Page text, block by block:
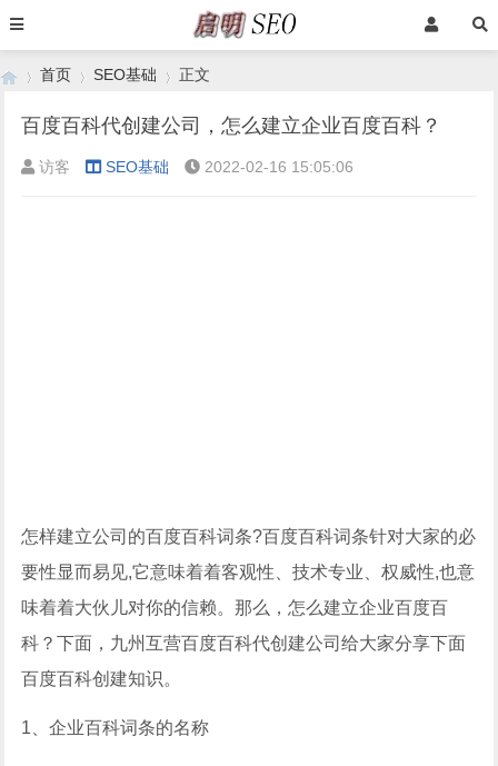
›
首页 SEO基础
›
正文
百度百科代创建公司，怎么建立企业百度百科？
访客 SEO基础 2022-02-16 15:05:06
怎样建立公司的百度百科词条?百度百科词条针对大家的必
要性显而易见,它意味着着客观性、技术专业、权威性,也意
味着着大伙儿对你的信赖。那么，怎么建立企业百度百
科？下面，九州互营百度百科代创建公司给大家分享下面
百度百科创建知识。
1、企业百科词条的名称